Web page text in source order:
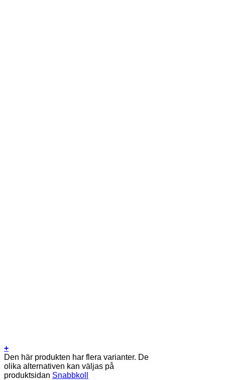
+
Den här produkten har flera varianter. De
olika alternativen kan väljas på
produktsidan Snabbkoll